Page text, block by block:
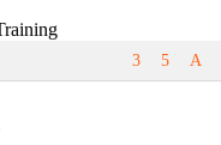
3 5 A